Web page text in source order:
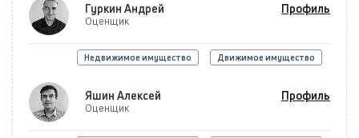
Гуркин Андрей
Оценщик
Профиль
Недвижимое имущество Движимое имущество
Яшин Алексей
Оценщик
Профиль